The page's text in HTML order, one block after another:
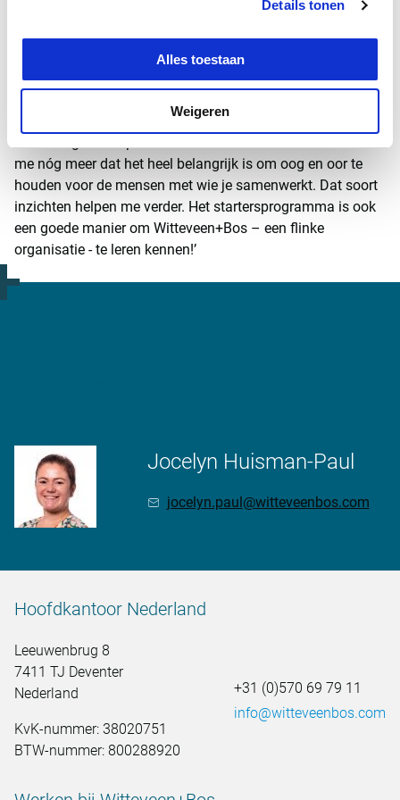
Details tonen
Alles toestaan
Weigeren
‘Samen met tien andere nieuwe medewerkers volg ik het
starterstraject van Witteveen+Bos, een speciaal
programma voor young professionals. Mijn persoonlijke
ontwikkeling staat hierin centraal. We ontwikkelen onze
eigen ontwikkeling. Zo ben ik erachter gekomen dat ik mij
me nóg meer dat het heel belangrijk is om oog en oor te
houden voor de mensen met wie je samenwerkt. Dat soort
inzichten helpen me verder. Het startersprogramma is ook
een goede manier om Witteveen+Bos – een flinke
organisatie - te leren kennen!’
Jocelyn Huisman-Paul
jocelyn.paul@witteveenbos.com
Hoofdkantoor Nederland
Leeuwenbrug 8
7411 TJ Deventer
Nederland
KvK-nummer: 38020751
BTW-nummer: 800288920
+31 (0)570 69 79 11
info@witteveenbos.com